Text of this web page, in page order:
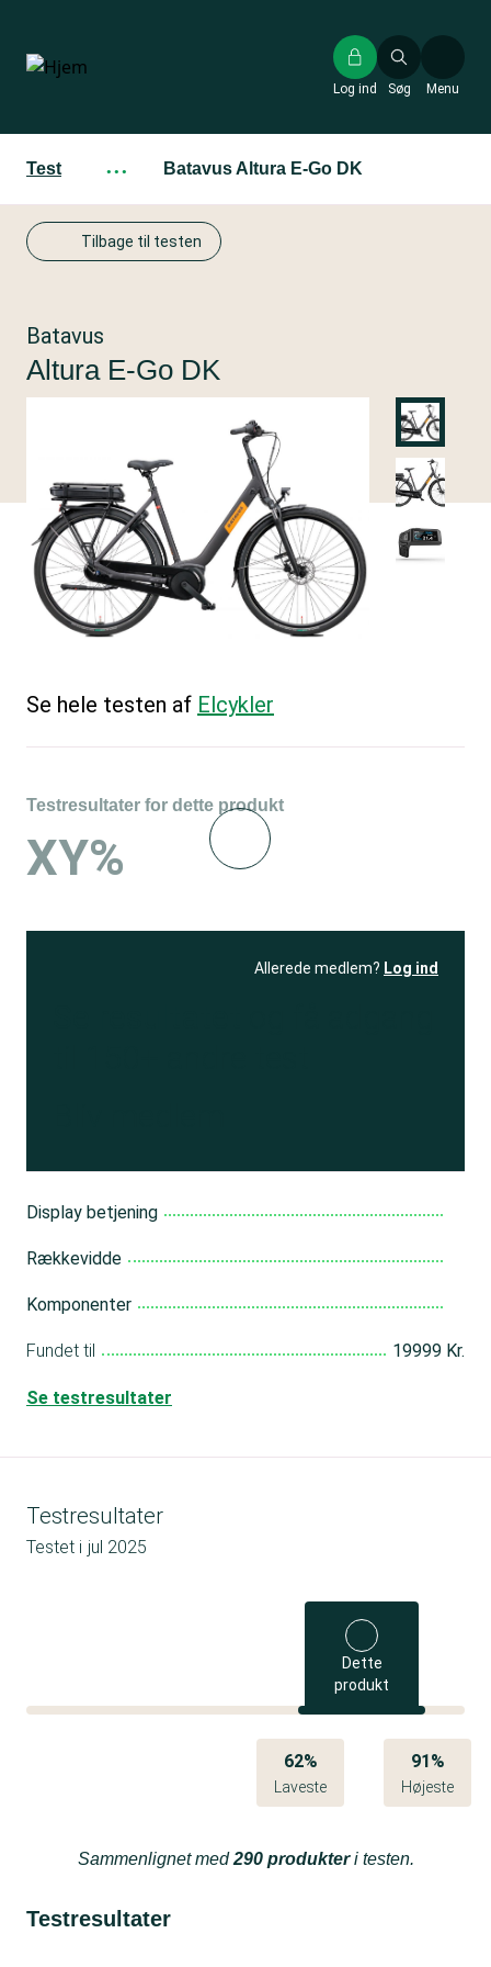
hovedindhold
Søg
Log ind Menu
Test ··· Batavus Altura E-Go DK
Tilbage til testen
Batavus
Altura E-Go DK
Se hele testen af Elcykler
Testresultater for dette produkt
XY%
Allerede medlem? Log ind
Display betjening
Rækkevidde
Komponenter
Fundet til 19999 Kr.
Se testresultater
Testresultater
Testet i jul 2025
Dette
produkt
62%
Laveste
91%
Højeste
Sammenlignet med290 produkteri testen.
Testresultater